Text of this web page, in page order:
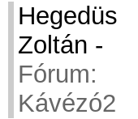
Hegedüs
Zoltán -
Fórum:
Kávézó2